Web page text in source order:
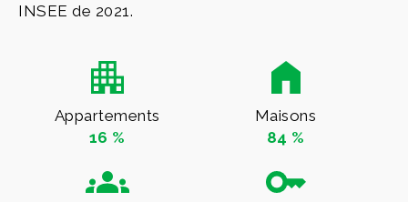
INSEE de 2021.
Appartements
16 %
Maisons
84 %